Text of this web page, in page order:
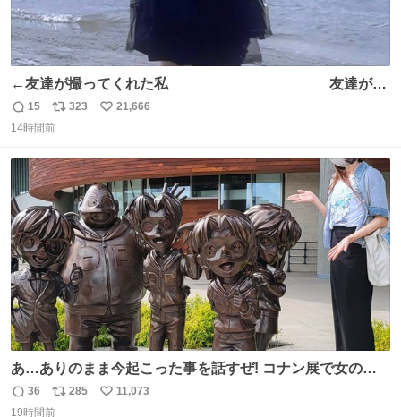
←友達が撮ってくれた私 友達が描
いてくれた私→
返
信
15
リ
ポ
ト
数
323
い
数
21,666
14時間前
あ…ありのまま今起こった事を話すぜ! コナン展で女の子
に 「千速さんですか！？」 と声をかけられた。 あぁ鞄の
装飾かなと思ったら 「背も高いし見た目もすごく千速さん
返
36
リ
285
い
11,073
19時間前